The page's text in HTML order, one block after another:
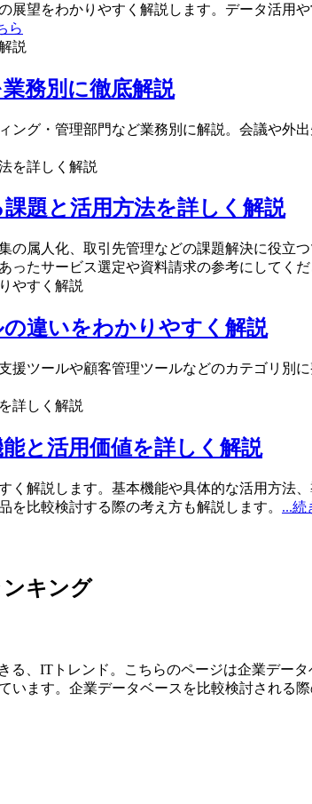
展望をわかりやすく解説します。データ活
ら
務別に徹底解説
ング・管理部門など業務別に解説。会議や
題と活用方法を詳しく解説
の属人化、取引先管理などの課題解決に役立
たサービス選定や資料請求の参考にしてくだ
違いをわかりやすく解説
援ツールや顧客管理ツールなどのカテゴリ
と活用価値を詳しく解説
く解説します。基本機能や具体的な活用方
比較検討する際の考え方も解説します。 ...続
キング
る、ITトレンド。こちらのページは企業デー
います。企業データベースを比較検討される際